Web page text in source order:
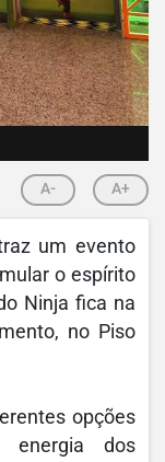
A- A+
um evento
o espírito
Ninja fica na
no Piso
opções
energia dos